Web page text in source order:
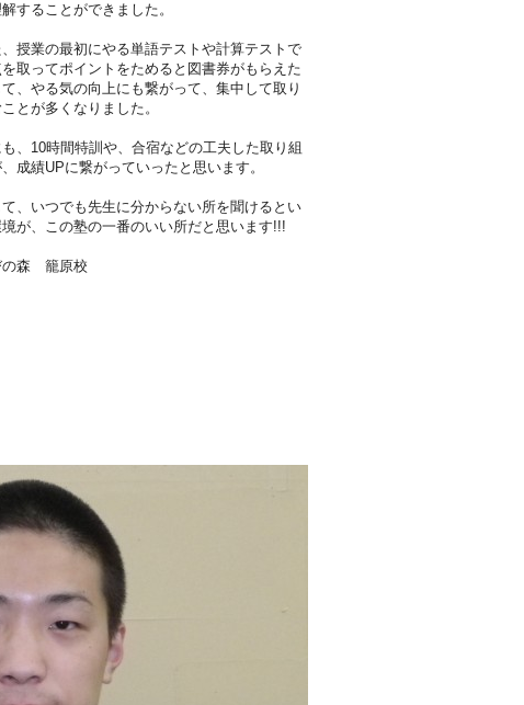
解することができました。
、授業の最初にやる単語テストや計算テストで
取ってポイントをためると図書券がもらえた
て、やる気の向上にも繋がって、集中して取り
とが多くなりました。
、 10時間特訓や、合宿などの工夫した取り組
成績UPに繋がっていったと思います。
て、いつでも先生に分からない所を聞けるとい
境が、この塾の一番のいい所だと思います!!!
の森 籠原校